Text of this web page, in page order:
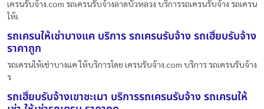
เครนรับจ้าง.com รถเครนรับจ้างลาดบัวหลวง บริการรถเครนรับจ้าง รถเครน
ให้เ
รถเครนให้เช่าบางแค บริการ รถเครนรับจ้าง รถเฮี๊ยบรับจ้าง
ราคาถูก
รถเครนให้เช่าบางแค ให้บริการโดย เครนรับจ้าง.com บริการ รถเครนรับจ้าง
ร
รถเฮี๊ยบรับจ้างเขาชะเมา บริการรถเครนรับจ้าง รถเครนให้